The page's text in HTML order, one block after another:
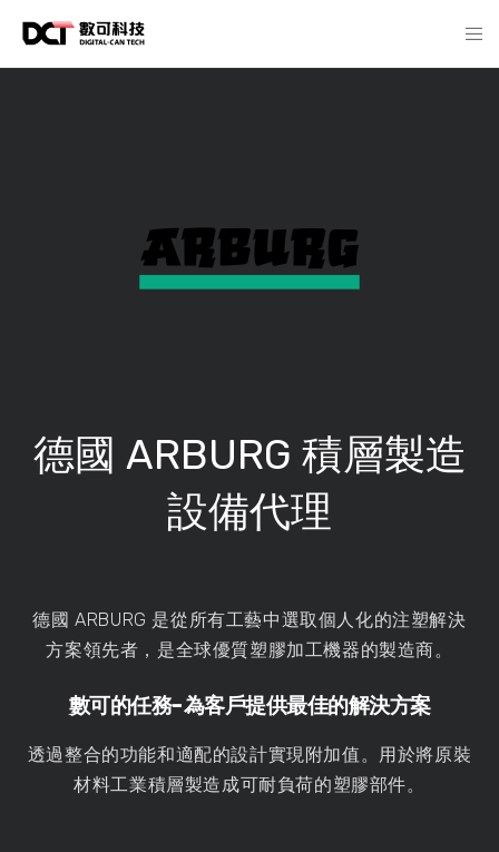
德國 ARBURG 積層製造
設備代理
德國 ARBURG 是從所有工藝中選取個人化的注塑解決
方案領先者，是全球優質塑膠加工機器的製造商。
數可的任務-為客戶提供最佳的解決方案
透過整合的功能和適配的設計實現附加值。用於將原裝
材料工業積層製造成可耐負荷的塑膠部件。